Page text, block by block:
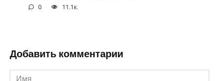
0 11.1к.
Добавить комментарии
Имя